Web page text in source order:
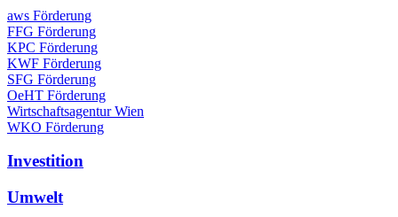
aws Förderung
FFG Förderung
KPC Förderung
KWF Förderung
SFG Förderung
OeHT Förderung
Wirtschaftsagentur Wien
WKO Förderung
Investition
Umwelt